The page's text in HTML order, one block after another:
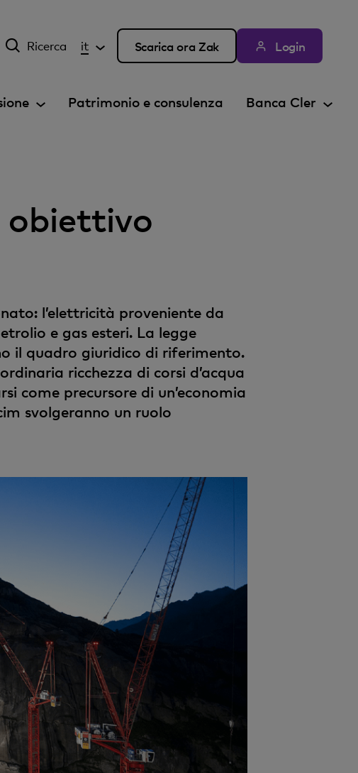
Ricerca it Scarica ora Zak Login
Patrimonio e consulenza Banca Cler
obiettivo
l’elettricità proveniente da
e gas esteri. La legge
il quadro giuridico di riferimento.
ricchezza di corsi d’acqua
come precursore di un’economia
svolgeranno un ruolo